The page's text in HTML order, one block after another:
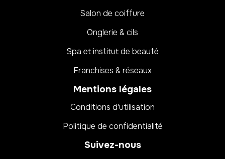
Salon de coiffure
Onglerie & cils
Spa et institut de beauté
Franchises & réseaux
Mentions légales
Conditions d'utilisation
Politique de confidentialité
Suivez-nous